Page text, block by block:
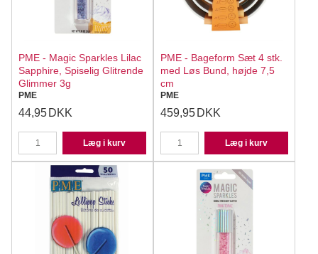
PME - Magic Sparkles Lilac
Sapphire, Spiselig Glitrende
Glimmer 3g
PME
44,95 DKK
Læg i kurv
PME - Bageform Sæt 4 stk.
med Løs Bund, højde 7,5
cm
PME
459,95 DKK
Læg i kurv